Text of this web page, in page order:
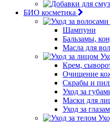
БИО косметика
Шампуни
Бальзамы,
Масла для
Крем,
Очищение
Скрабы и
Уход за
Маски для
Уход за